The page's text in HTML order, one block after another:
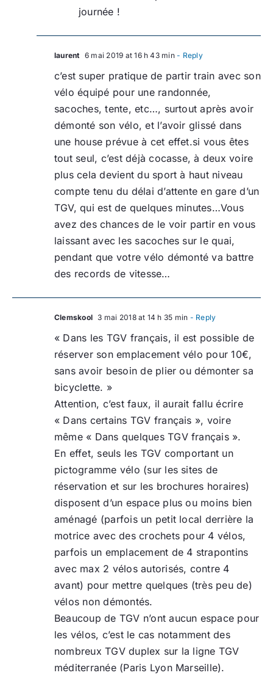
journée !
laurent 6 mai 2019 at 16 h 43 min- Reply
c’est super pratique de partir train avec son
vélo équipé pour une randonnée,
sacoches, tente, etc…, surtout après avoir
démonté son vélo, et l’avoir glissé dans
une house prévue à cet effet.si vous êtes
tout seul, c’est déjà cocasse, à deux voire
plus cela devient du sport à haut niveau
compte tenu du délai d’attente en gare d’un
TGV, qui est de quelques minutes…Vous
avez des chances de le voir partir en vous
laissant avec les sacoches sur le quai,
pendant que votre vélo démonté va battre
des records de vitesse…
Clemskool 3 mai 2018 at 14 h 35 min - Reply
« Dans les TGV français, il est possible de
réserver son emplacement vélo pour 10€,
sans avoir besoin de plier ou démonter sa
bicyclette. »
Attention, c’est faux, il aurait fallu écrire
« Dans certains TGV français », voire
même « Dans quelques TGV français ».
En effet, seuls les TGV comportant un
pictogramme vélo (sur les sites de
réservation et sur les brochures horaires)
disposent d’un espace plus ou moins bien
aménagé (parfois un petit local derrière la
motrice avec des crochets pour 4 vélos,
parfois un emplacement de 4 strapontins
avec max 2 vélos autorisés, contre 4
avant) pour mettre quelques (très peu de)
vélos non démontés.
Beaucoup de TGV n’ont aucun espace pour
les vélos, c’est le cas notamment des
nombreux TGV duplex sur la ligne TGV
méditerranée (Paris Lyon Marseille).